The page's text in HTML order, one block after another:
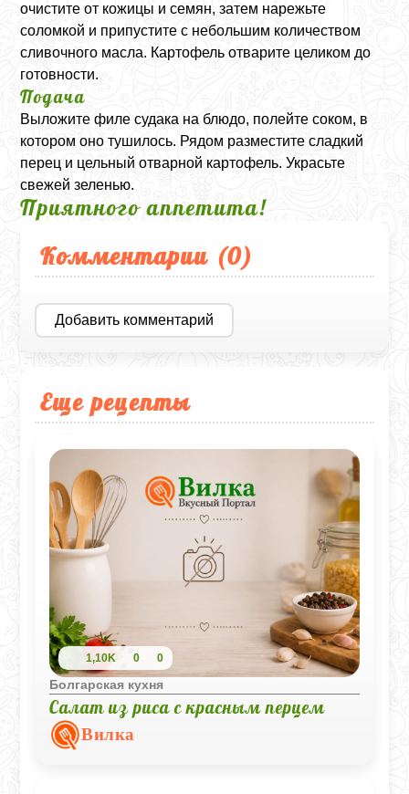
очистите от кожицы и семян, затем нарежьте
соломкой и припустите с небольшим количеством
сливочного масла. Картофель отварите целиком до
готовности.
Подача
Выложите филе судака на блюдо, полейте соком, в
котором оно тушилось. Рядом разместите сладкий
перец и цельный отварной картофель. Украсьте
свежей зеленью.
Приятного аппетита!
Комментарии (0)
Добавить комментарий
Еще рецепты
1,10K 0 0
Болгарская кухня
Салат из риса с красным перцем
Вилка